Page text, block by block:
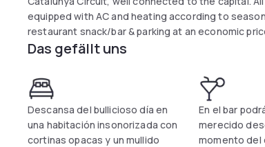
equipped with AC and heating according to
restaurant snack/bar & parking at an economic
Das gefällt uns
Descansa del bullicioso día en
una habitación insonorizada con
cortinas opacas y un mullido
En el bar
merecido
momento del